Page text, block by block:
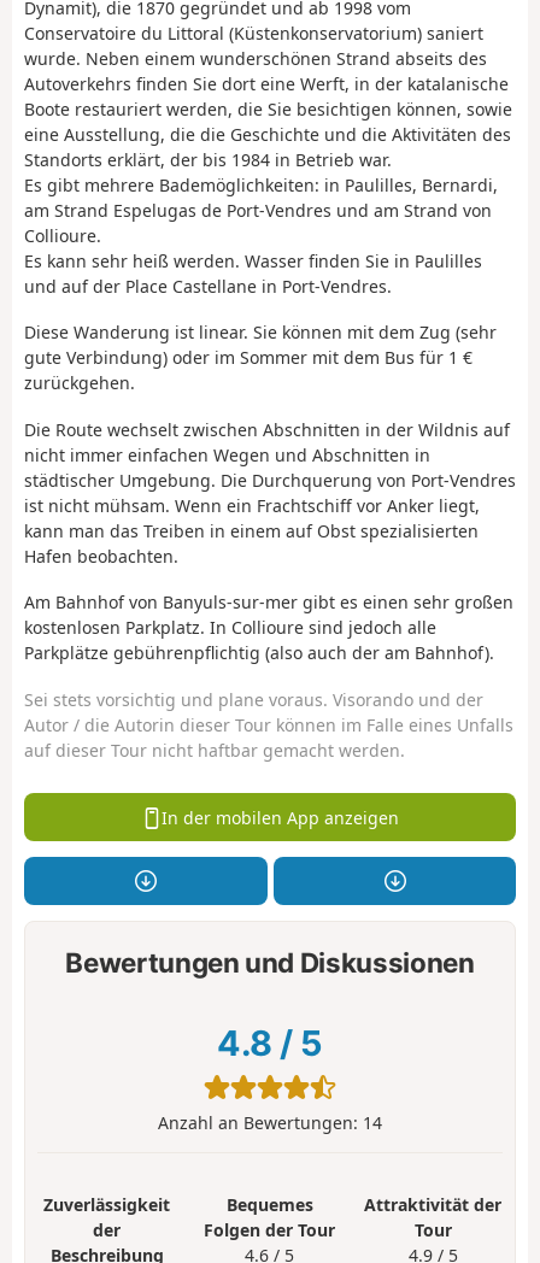
Dynamit), die 1870 gegründet und ab 1998 vom
Conservatoire du Littoral (Küstenkonservatorium) saniert
wurde. Neben einem wunderschönen Strand abseits des
Autoverkehrs finden Sie dort eine Werft, in der katalanische
Boote restauriert werden, die Sie besichtigen können, sowie
eine Ausstellung, die die Geschichte und die Aktivitäten des
Standorts erklärt, der bis 1984 in Betrieb war.
Es gibt mehrere Bademöglichkeiten: in Paulilles, Bernardi,
am Strand Espelugas de Port-Vendres und am Strand von
Collioure.
Es kann sehr heiß werden. Wasser finden Sie in Paulilles
und auf der Place Castellane in Port-Vendres.
Diese Wanderung ist linear. Sie können mit dem Zug (sehr
gute Verbindung) oder im Sommer mit dem Bus für 1 €
zurückgehen.
Die Route wechselt zwischen Abschnitten in der Wildnis auf
nicht immer einfachen Wegen und Abschnitten in
städtischer Umgebung. Die Durchquerung von Port-Vendres
ist nicht mühsam. Wenn ein Frachtschiff vor Anker liegt,
kann man das Treiben in einem auf Obst spezialisierten
Hafen beobachten.
Am Bahnhof von Banyuls-sur-mer gibt es einen sehr großen
kostenlosen Parkplatz. In Collioure sind jedoch alle
Parkplätze gebührenpflichtig (also auch der am Bahnhof).
Sei stets vorsichtig und plane voraus. Visorando und der
Autor / die Autorin dieser Tour können im Falle eines Unfalls
auf dieser Tour nicht haftbar gemacht werden.
In der mobilen App anzeigen
Bewertungen und Diskussionen
4.8 / 5
Anzahl an Bewertungen: 14
Zuverlässigkeit
der
Beschreibung
Bequemes
Folgen der Tour
4.6 / 5
Attraktivität der
Tour
4.9 / 5